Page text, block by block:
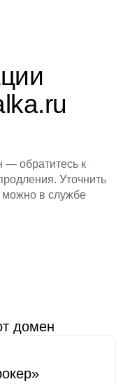
— обратитесь к
Уточнить
можно в службе
домен